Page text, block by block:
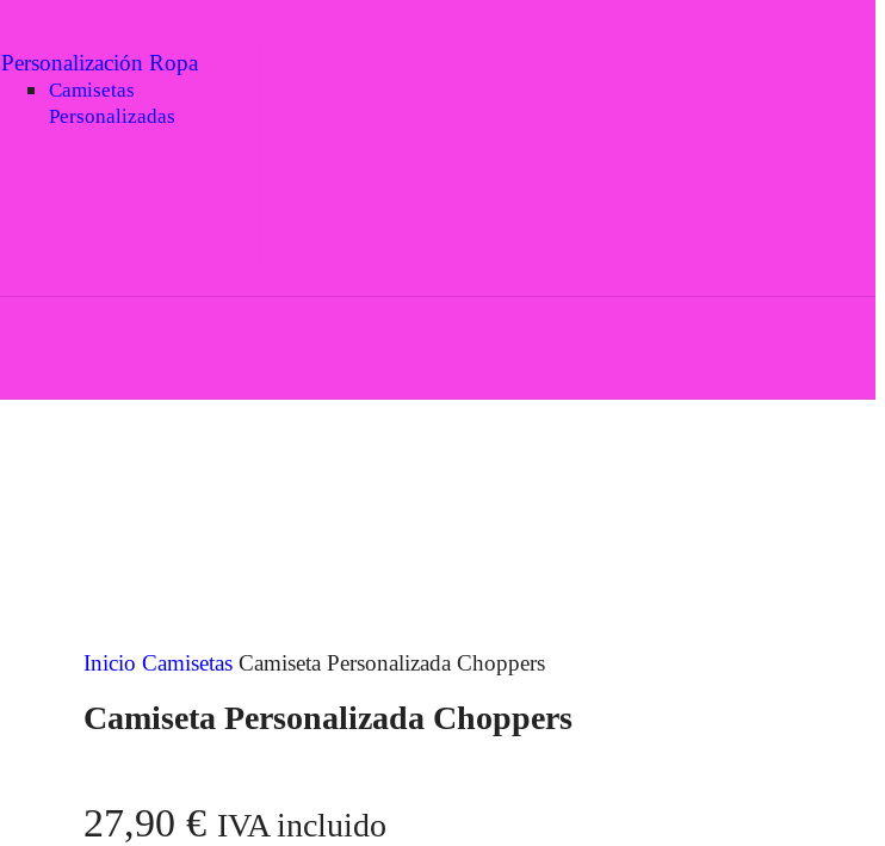
Personalización Ropa
Camisetas
Personalizadas
Inicio Camisetas Camiseta Personalizada Choppers
Camiseta Personalizada Choppers
27,90 € IVA incluido